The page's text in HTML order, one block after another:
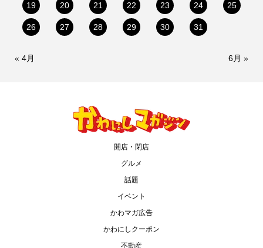
19
20 21 22 23 24 25
26 27 28 29 30 31
« 4月 6月 »
開店・閉店
グルメ
話題
イベント
かわマガ広告
かわにしクーポン
不動産